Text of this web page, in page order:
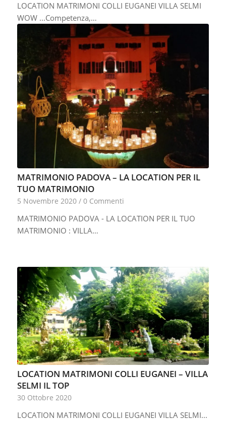
LOCATION MATRIMONI COLLI EUGANEI VILLA SELMI
WOW ...Competenza,…
MATRIMONIO PADOVA – LA LOCATION PER IL
TUO MATRIMONIO
5 Novembre 2020 / 0 Commenti
MATRIMONIO PADOVA - LA LOCATION PER IL TUO
MATRIMONIO : VILLA…
LOCATION MATRIMONI COLLI EUGANEI – VILLA
SELMI IL TOP
30 Ottobre 2020
LOCATION MATRIMONI COLLI EUGANEI VILLA SELMI...